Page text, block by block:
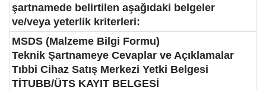
şartnamede belirtilen aşağıdaki belgeler
ve/veya yeterlik kriterleri:
MSDS (Malzeme Bilgi Formu)
Teknik Şartnameye Cevaplar ve Açıklamalar
Tıbbi Cihaz Satış Merkezi Yetki Belgesi
TİTUBB/ÜTS KAYIT BELGESİ